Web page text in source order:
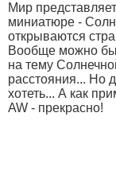
Мир
миниатюре -
открываются
Вообще можно
на тему
расстояния... Но
хотеть... А как
AW - прекрасно!